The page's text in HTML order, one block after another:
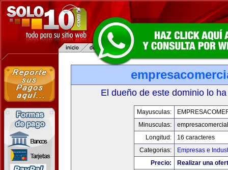
El dueño de este dominio lo
Mayusculas:
Minusculas:
Longitud:
16 caracteres
Categorias:
Empresas e
Precio:
Realizar una